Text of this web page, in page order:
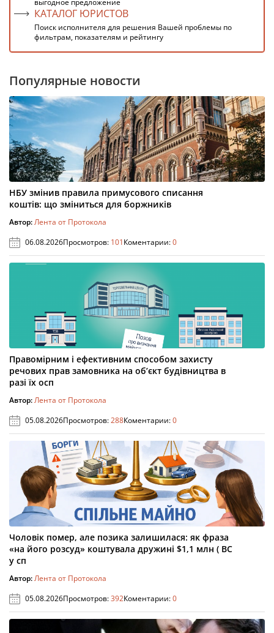
выгодное предложение
КАТАЛОГ ЮРИСТОВ
Поиск исполнителя для решения Вашей проблемы по
фильтрам, показателям и рейтингу
Популярные новости
НБУ змінив правила примусового списання
коштів: що зміниться для боржників
Автор:Лента от Протокола
06.08.2026Просмотров: 101Коментарии:0
Правомірним і ефективним способом захисту
речових прав замовника на об’єкт будівництва в
разі їх осп
Автор:Лента от Протокола
05.08.2026Просмотров:288Коментарии:0
Чоловік помер, але позика залишилася: як фраза
«на його розсуд» коштувала дружині $1,1 млн ( ВС
у сп
Автор:Лента от Протокола
05.08.2026Просмотров:392Коментарии:0